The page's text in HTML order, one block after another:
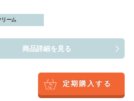
リーム
商品詳細を見る
定期購入する